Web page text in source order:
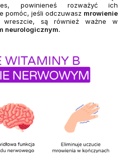
powinieneś rozważyć ich
pomóc, jeśli odczuwasz mrowienie
są również ważne w
neurologicznym.